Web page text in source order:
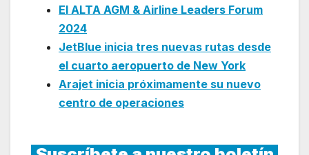
El ALTA AGM & Airline Leaders Forum
2024
JetBlue inicia tres nuevas rutas desde
el cuarto aeropuerto de New York
Arajet inicia próximamente su nuevo
centro de operaciones